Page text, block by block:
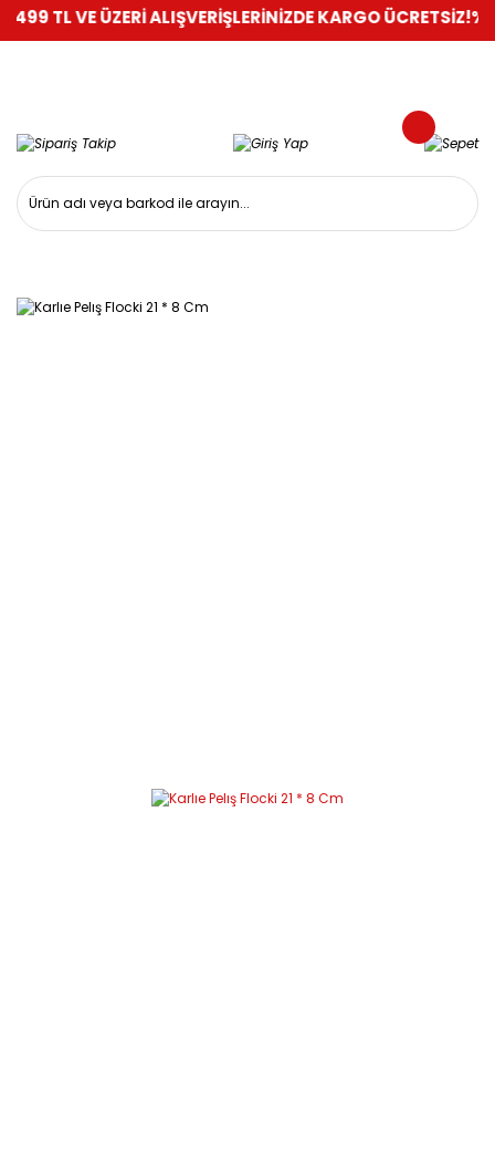
499 TL VE ÜZERİ ALIŞVERİŞLERİNİZDE KARGO ÜCRETSİZ!